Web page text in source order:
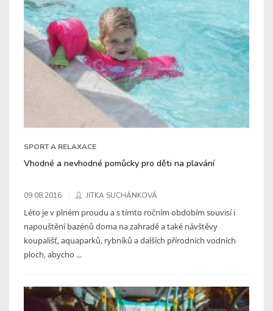
SPORT A RELAXACE
Vhodné a nevhodné pomůcky pro děti na plavání
09.08.2016 JITKA SUCHÁNKOVÁ
Léto je v plném proudu a s tímto ročním obdobím souvisí i
napouštění bazénů doma na zahradě a také návštěvy
koupališť, aquaparků, rybníků a dalších přírodních vodních
ploch, abycho ...